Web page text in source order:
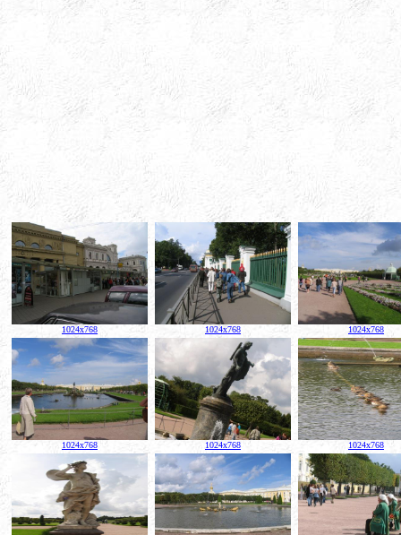
1024x768 1024x768 1024x768
1024x768 1024x768 1024x768